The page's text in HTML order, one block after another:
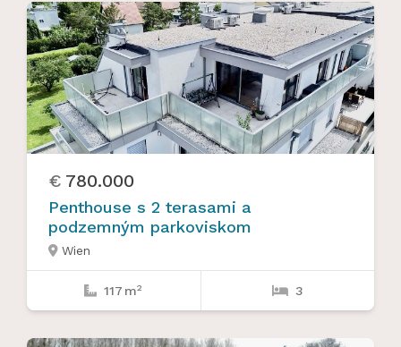
€ 780.000
Penthouse s 2 terasami a
podzemným parkoviskom
 Wien
 117 m2  3